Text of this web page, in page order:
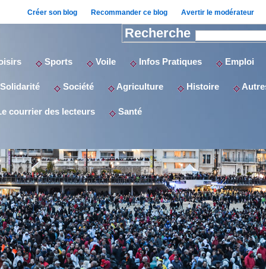
Créer son blog Recommander ce blog Avertir le modérateur
Recherche
Sports Voile Infos Pratiques Emploi
Société Agriculture Histoire
courrier des lecteurs Santé